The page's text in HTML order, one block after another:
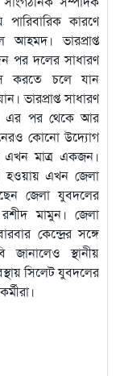
কারণে
ভারপ্রাপ্ত
পর দলের সাধারণ
করতে চলে যান
ভারপ্রাপ্ত সাধারণ
এর পর থেকে আর
কোনো উদ্যোগ
এখন মাত্র একজন।
হওয়ায় এখন জেলা
জেলা যুবদলের
মামুন। জেলা
কেন্দ্রের সঙ্গে
স্থানীয়
সিলেট যুবদলের